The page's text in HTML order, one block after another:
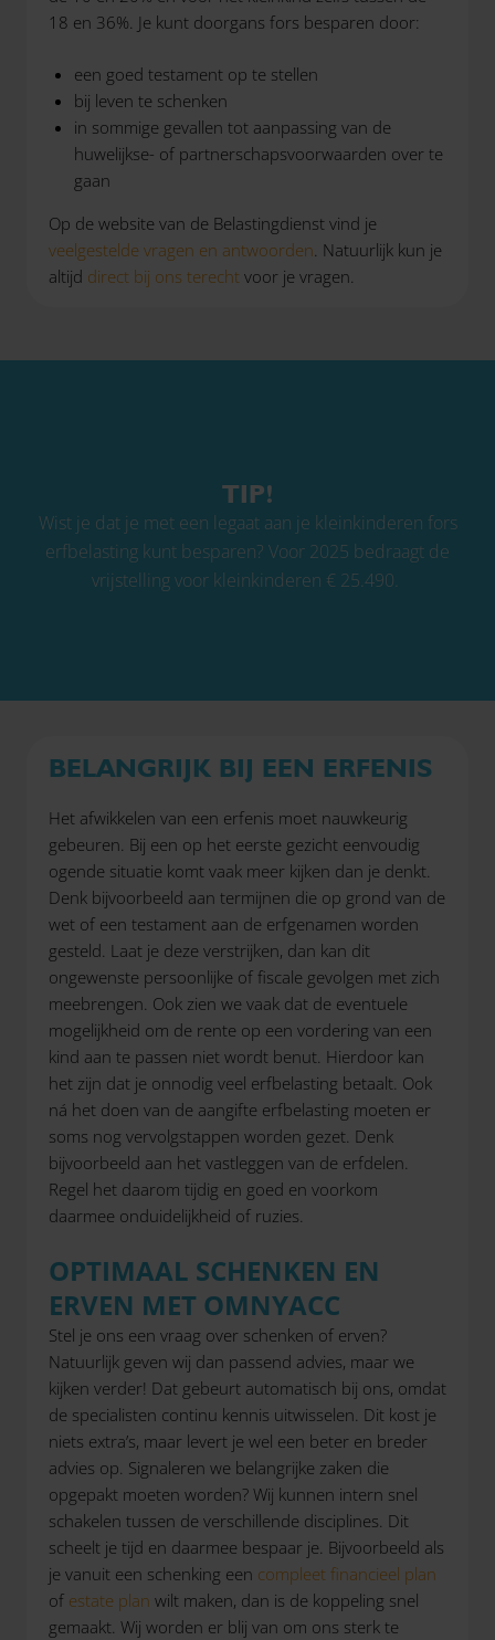
18 en 36%. Je kunt doorgans fors besparen door:
een goed testament op te stellen
bij leven te schenken
in sommige gevallen tot aanpassing van de
huwelijkse- of partnerschapsvoorwaarden over te
gaan
Op de website van de Belastingdienst vind je
veelgestelde vragen en antwoorden . Natuurlijk kun je
altijd direct bij ons terecht voor je vragen.
TIP!
Wist je dat je met een legaat aan je kleinkinderen fors
erfbelasting kunt besparen? Voor 2025 bedraagt de
vrijstelling voor kleinkinderen € 25.490.
BELANGRIJK BIJ EEN ERFENIS
Het afwikkelen van een erfenis moet nauwkeurig
gebeuren. Bij een op het eerste gezicht eenvoudig
ogende situatie komt vaak meer kijken dan je denkt.
Denk bijvoorbeeld aan termijnen die op grond van de
wet of een testament aan de erfgenamen worden
gesteld. Laat je deze verstrijken, dan kan dit
ongewenste persoonlijke of fiscale gevolgen met zich
meebrengen. Ook zien we vaak dat de eventuele
mogelijkheid om de rente op een vordering van een
kind aan te passen niet wordt benut. Hierdoor kan
het zijn dat je onnodig veel erfbelasting betaalt. Ook
ná het doen van de aangifte erfbelasting moeten er
soms nog vervolgstappen worden gezet. Denk
bijvoorbeeld aan het vastleggen van de erfdelen.
Regel het daarom tijdig en goed en voorkom
daarmee onduidelijkheid of ruzies.
OPTIMAAL SCHENKEN EN
ERVEN MET OMNYACC
Stel je ons een vraag over schenken of erven?
Natuurlijk geven wij dan passend advies, maar we
kijken verder! Dat gebeurt automatisch bij ons, omdat
de specialisten continu kennis uitwisselen. Dit kost je
niets extra’s, maar levert je wel een beter en breder
advies op. Signaleren we belangrijke zaken die
opgepakt moeten worden? Wij kunnen intern snel
schakelen tussen de verschillende disciplines. Dit
scheelt je tijd en daarmee bespaar je. Bijvoorbeeld als
je vanuit een schenking een compleet financieel plan
of estate plan wilt maken, dan is de koppeling snel
gemaakt. Wij worden er blij van om ons sterk te